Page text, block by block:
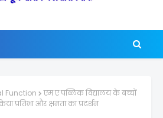
Function
एम ए पब्लिक विद्यालय के बच्चों
प्रतिभा और क्षमता का प्रदर्शन